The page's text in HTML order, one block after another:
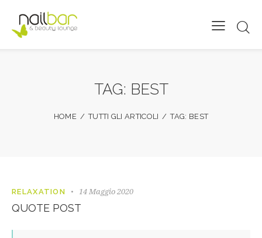
TAG: BEST
HOME TUTTI GLI ARTICOLI TAG: BEST
RELAXATION 14 Maggio 2020
QUOTE POST